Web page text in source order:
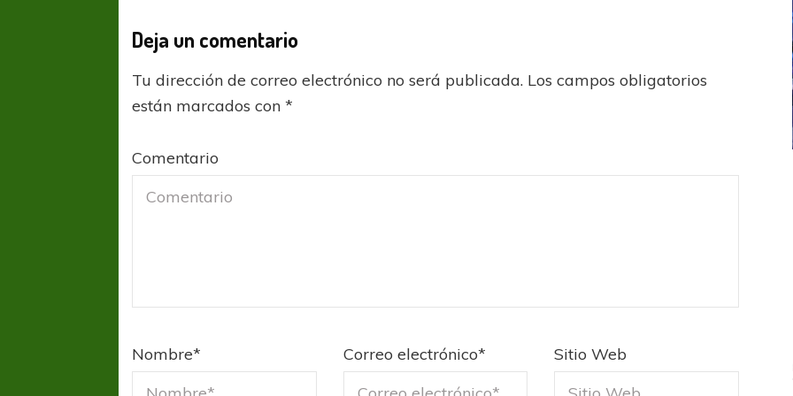
Deja un comentario
Tu dirección de correo electrónico no será publicada. Los campos obligatorios
están marcados con*
Comentario
Nombre* Correo electrónico* Sitio Web
COPA SUDAMERICANA LANÚS UEFA CHAMPIONS LEAGUE